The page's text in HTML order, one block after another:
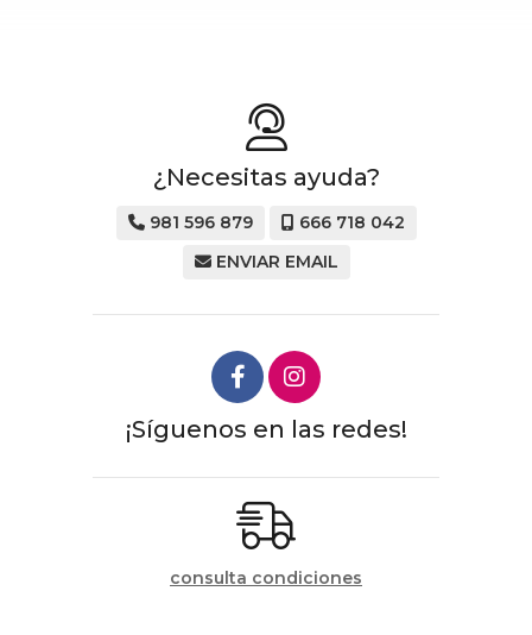
¿Necesitas ayuda?
981 596 879
666 718 042
ENVIAR EMAIL
¡Síguenos en las redes!
consulta condiciones